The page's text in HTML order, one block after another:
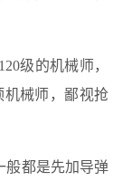
级的机械师，
机械师，鄙视抢
都是先加导弹